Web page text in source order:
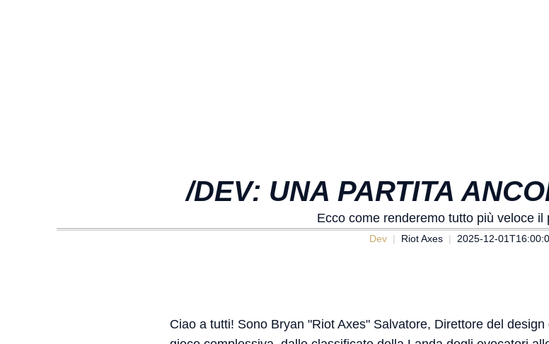
/DEV: UNA PARTITA
Ecco come renderemo tutto più veloce il
Dev Riot Axes 2025-12-
Ciao a tutti! Sono Bryan "Riot Axes" Salvatore, Direttore del